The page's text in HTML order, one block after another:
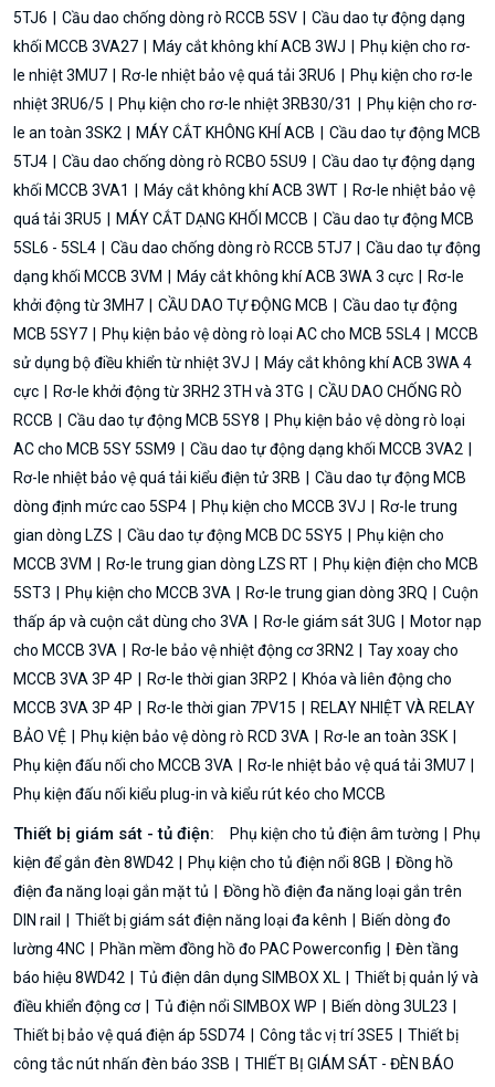
5TJ6
Cầu dao chống dòng rò RCCB 5SV
Cầu dao tự động dạng
khối MCCB 3VA27
Máy cắt không khí ACB 3WJ
Phụ kiện cho rơ-
le nhiệt 3MU7
Rơ-le nhiệt bảo vệ quá tải 3RU6
Phụ kiện cho rơ-le
nhiệt 3RU6/5
Phụ kiện cho rơ-le nhiệt 3RB30/31
Phụ kiện cho rơ-
le an toàn 3SK2
MÁY CẮT KHÔNG KHÍ ACB
Cầu dao tự động MCB
5TJ4
Cầu dao chống dòng rò RCBO 5SU9
Cầu dao tự động dạng
khối MCCB 3VA1
Máy cắt không khí ACB 3WT
Rơ-le nhiệt bảo vệ
quá tải 3RU5
MÁY CẮT DẠNG KHỐI MCCB
Cầu dao tự động MCB
5SL6 - 5SL4
Cầu dao chống dòng rò RCCB 5TJ7
Cầu dao tự động
dạng khối MCCB 3VM
Máy cắt không khí ACB 3WA 3 cực
Rơ-le
khởi động từ 3MH7
CẦU DAO TỰ ĐỘNG MCB
Cầu dao tự động
MCB 5SY7
Phụ kiện bảo vệ dòng rò loại AC cho MCB 5SL4
MCCB
sử dụng bộ điều khiển từ nhiệt 3VJ
Máy cắt không khí ACB 3WA 4
cực
Rơ-le khởi động từ 3RH2 3TH và 3TG
CẦU DAO CHỐNG RÒ
RCCB
Cầu dao tự động MCB 5SY8
Phụ kiện bảo vệ dòng rò loại
AC cho MCB 5SY 5SM9
Cầu dao tự động dạng khối MCCB 3VA2
Rơ-le nhiệt bảo vệ quá tải kiểu điện tử 3RB
Cầu dao tự động MCB
dòng định mức cao 5SP4
Phụ kiện cho MCCB 3VJ
Rơ-le trung
gian dòng LZS
Cầu dao tự động MCB DC 5SY5
Phụ kiện cho
MCCB 3VM
Rơ-le trung gian dòng LZS RT
Phụ kiện điện cho MCB
5ST3
Phụ kiện cho MCCB 3VA Rơ-le trung gian dòng 3RQ
Cuộn
thấp áp và cuộn cắt dùng cho 3VA
Rơ-le giám sát 3UG
Motor nạp
cho MCCB 3VA
Rơ-le bảo vệ nhiệt động cơ 3RN2
Tay xoay cho
MCCB 3VA 3P 4P
Rơ-le thời gian 3RP2
Khóa và liên động cho
MCCB 3VA 3P 4P
Rơ-le thời gian 7PV15
RELAY NHIỆT VÀ RELAY
BẢO VỆ
Phụ kiện bảo vệ dòng rò RCD 3VA
Rơ-le an toàn 3SK
Phụ kiện đấu nối cho MCCB 3VA
Rơ-le nhiệt bảo vệ quá tải 3MU7
Phụ kiện đấu nối kiểu plug-in và kiểu rút kéo cho MCCB
Thiết bị giám sát - tủ điện: Phụ kiện cho tủ điện âm tường
Phụ
kiện để gắn đèn 8WD42
Phụ kiện cho tủ điện nổi 8GB
Đồng hồ
điện đa năng loại gắn mặt tủ
Đồng hồ điện đa năng loại gắn trên
DIN rail
Thiết bị giám sát điện năng loại đa kênh
Biến dòng đo
lường 4NC
Phần mềm đồng hồ đo PAC Powerconfig
Đèn tầng
báo hiệu 8WD42
Tủ điện dân dụng SIMBOX XL
Thiết bị quản lý và
điều khiển động cơ
Tủ điện nổi SIMBOX WP
Biến dòng 3UL23
Thiết bị bảo vệ quá điện áp 5SD74
Công tắc vị trí 3SE5
Thiết bị
công tắc nút nhấn đèn báo 3SB
THIẾT BỊ GIÁM SÁT - ĐÈN BÁO